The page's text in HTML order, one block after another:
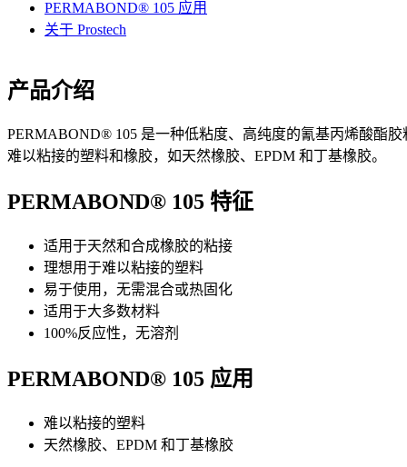
PERMABOND® 105 应用
关于 Prostech
产品介绍
PERMABOND® 105 是一种低粘度、高纯度的氰基丙烯酸酯
难以粘接的塑料和橡胶，如天然橡胶、EPDM 和丁基橡胶。
PERMABOND® 105 特征
适用于天然和合成橡胶的粘接
理想用于难以粘接的塑料
易于使用，无需混合或热固化
适用于大多数材料
100%反应性，无溶剂
PERMABOND® 105 应用
难以粘接的塑料
天然橡胶、EPDM 和丁基橡胶